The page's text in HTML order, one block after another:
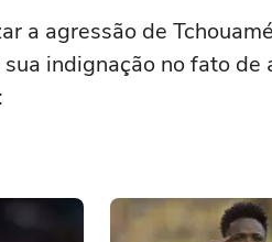
a agressão de
indignação no fato de